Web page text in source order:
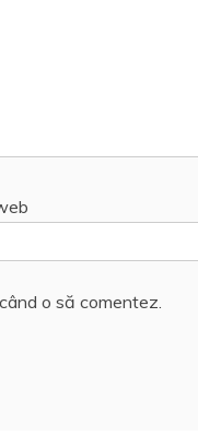
o să comentez.